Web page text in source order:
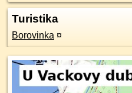
Turistika
Borovinka ¤